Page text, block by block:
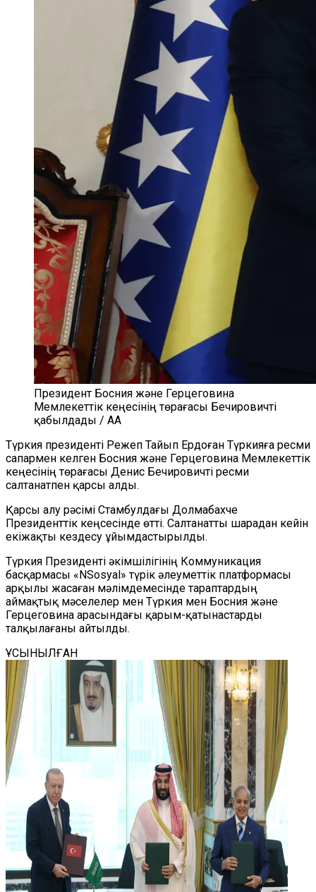
Президент Босния және Герцеговина
Мемлекеттік кеңесінің төрағасы Бечировичті
қабылдады / AA
Түркия президенті Режеп Тайып Ердоған Түркияға ресми
сапармен келген Босния және Герцеговина Мемлекеттік
кеңесінің төрағасы Денис Бечировичті ресми
салтанатпен қарсы алды.
Қарсы алу рәсімі Стамбулдағы Долмабахче
Президенттік кеңсесінде өтті. Салтанатты шарадан кейін
екіжақты кездесу ұйымдастырылды.
Түркия Президенті әкімшілігінің Коммуникация
басқармасы «NSosyal» түрік әлеуметтік платформасы
арқылы жасаған мәлімдемесінде тараптардың
аймақтық мәселелер мен Түркия мен Босния және
Герцеговина арасындағы қарым-қатынастарды
талқылағаны айтылды.
ҰСЫНЫЛҒАН